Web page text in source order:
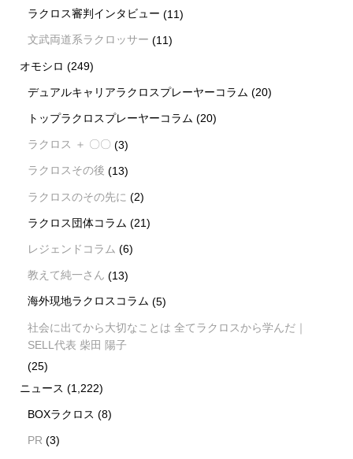
ラクロス審判インタビュー (11)
文武両道系ラクロッサー (11)
オモシロ (249)
デュアルキャリアラクロスプレーヤーコラム (20)
トップラクロスプレーヤーコラム (20)
ラクロス ＋ 〇〇 (3)
ラクロスその後 (13)
ラクロスのその先に (2)
ラクロス団体コラム (21)
レジェンドコラム (6)
教えて純一さん (13)
海外現地ラクロスコラム (5)
社会に出てから大切なことは 全てラクロスから学んだ｜
SELL代表 柴田 陽子
(25)
ニュース (1,222)
BOXラクロス (8)
PR (3)